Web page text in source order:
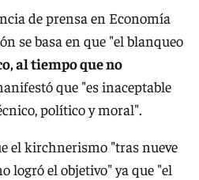
de prensa en Economía
se basa en que "el blanqueo
al tiempo que no
que "es inaceptable
político y moral".
el kirchnerismo "tras nueve
logró el objetivo" ya que "el